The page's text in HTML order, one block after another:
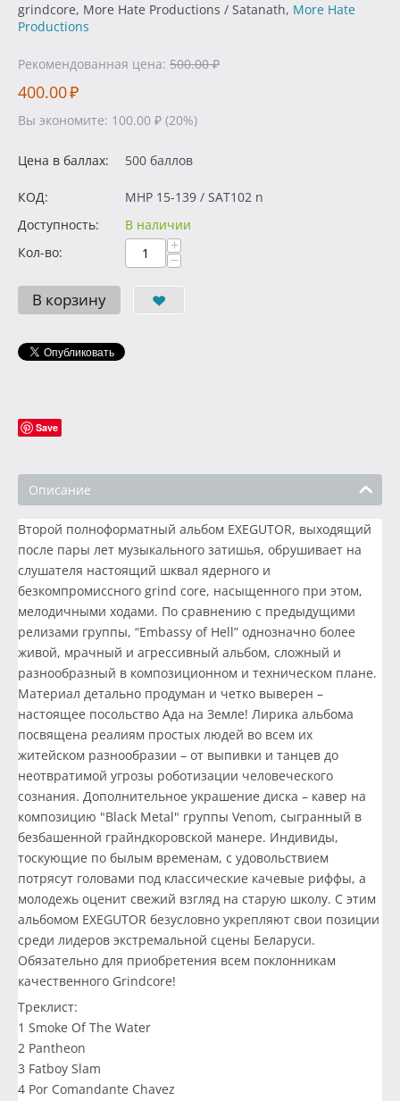
grindcore, More Hate Productions / Satanath, More Hate
Productions
Рекомендованная цена: 500.00 ₽
400.00₽
Вы экономите: 100.00 ₽ (20%)
Цена в баллах: 500 баллов
КОД:
MHP 15-139 / SAT102 n
Доступность:
В наличии
Кол-во:
+
−
В корзину
Save
Описание
Второй полноформатный альбом EXEGUTOR, выходящий
после пары лет музыкального затишья, обрушивает на
слушателя настоящий шквал ядерного и
безкомпромиссного grind core, насыщенного при этом,
мелодичными ходами. По сравнению с предыдущими
релизами группы, “Embassy of Hell” однозначно более
живой, мрачный и агрессивный альбом, сложный и
разнообразный в композиционном и техническом плане.
Материал детально продуман и четко выверен –
настоящее посольство Ада на Земле! Лирика альбома
посвящена реалиям простых людей во всем их
житейском разнообразии – от выпивки и танцев до
неотвратимой угрозы роботизации человеческого
сознания. Дополнительное украшение диска – кавер на
композицию "Black Metal" группы Venom, сыгранный в
безбашенной грайндкоровской манере. Индивиды,
тоскующие по былым временам, с удовольствием
потрясут головами под классические качевые риффы, а
молодежь оценит свежий взгляд на старую школу. С этим
альбомом EXEGUTOR безусловно укрепляют свои позиции
среди лидеров экстремальной сцены Беларуси.
Обязательно для приобретения всем поклонникам
качественного Grindcore!
Треклист:
1 Smoke Of The Water
2 Pantheon
3 Fatboy Slam
4 Por Comandante Chavez